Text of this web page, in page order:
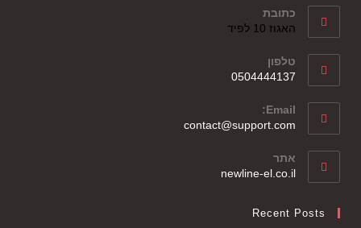
כתובת
האגוז 10 לפיד
טלפון
0504444137
Email:
contact@support.com
אתר
newline-el.co.il
Recent Posts